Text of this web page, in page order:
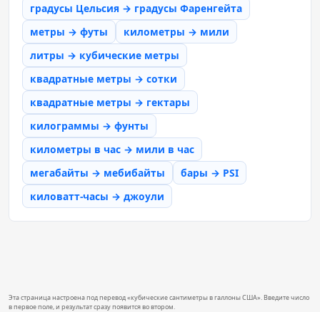
градусы Цельсия → градусы Фаренгейта
метры → футы
километры → мили
литры → кубические метры
квадратные метры → сотки
квадратные метры → гектары
килограммы → фунты
километры в час → мили в час
мегабайты → мебибайты
бары → PSI
киловатт-часы → джоули
Эта страница настроена под перевод «кубические сантиметры в галлоны США». Введите число
в первое поле, и результат сразу появится во втором.